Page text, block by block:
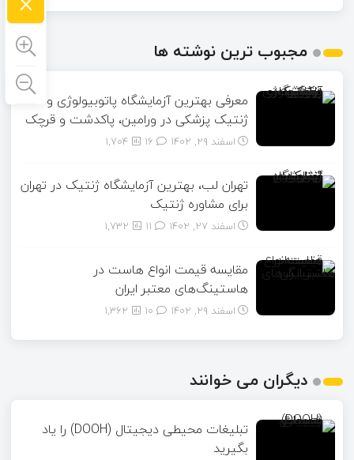
مجبوب ترین نوشته ها
معرفی بهترین آزمایشگاه پاتوبیولوژی و
ژنتیک پزشکی در ورامین، پاکدشت و قرچک
اسفند ۲۹, ۱۴۰۲ 1,704
تهران لب، بهترین آزمایشگاه ژنتیک در تهران
برای مشاوره ژنتیک
اسفند ۲۷, ۱۴۰۲ 1,732
مقایسه قیمت انواع هاست در
هاستینگ‌های معتبر ایران
اسفند ۲۹, ۱۴۰۲ 1,362
دیگران می خوانند
تبلیغات محیطی دیجیتال (DOOH) را یاد
بگیرید